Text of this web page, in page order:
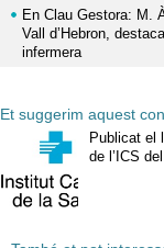
En Clau Gestora: M.
Vall d’Hebron,
infermera
Et suggerim aquest
Publicat el
de l’ICS